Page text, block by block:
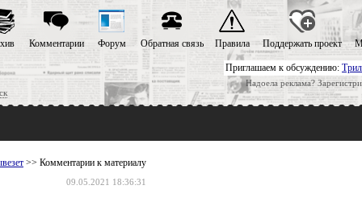
Приглашаем к обсуждению:
Надоела реклама?
Комментарии Форум Обратная связь Правила Поддержать проект
>> Комментарии к материалу
09.05.2021 18:36:31